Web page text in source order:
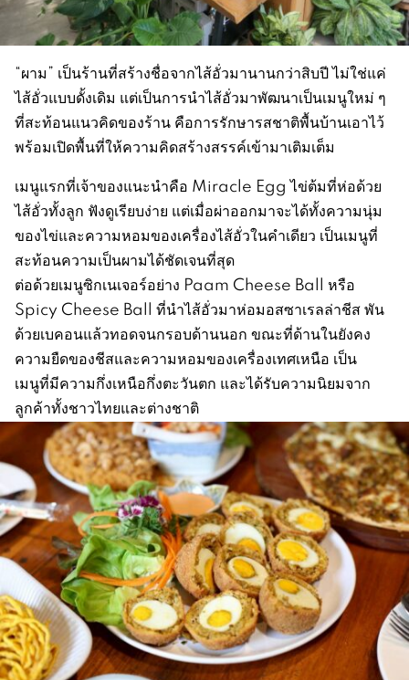
“ผาม” เป็นร้านที่สร้างชื่อจากไส้อั่วมานานกว่าสิบปี ไม่ใช่แค่
ไส้อั่วแบบดั้งเดิม แต่เป็นการนำไส้อั่วมาพัฒนาเป็นเมนูใหม่ ๆ
ที่สะท้อนแนวคิดของร้าน คือการรักษารสชาติพื้นบ้านเอาไว้
พร้อมเปิดพื้นที่ให้ความคิดสร้างสรรค์เข้ามาเติมเต็ม
เมนูแรกที่เจ้าของแนะนำคือ Miracle Egg ไข่ต้มที่ห่อด้วย
ไส้อั่วทั้งลูก ฟังดูเรียบง่าย แต่เมื่อผ่าออกมาจะได้ทั้งความนุ่ม
ของไข่และความหอมของเครื่องไส้อั่วในคำเดียว เป็นเมนูที่
สะท้อนความเป็นผามได้ชัดเจนที่สุด
ต่อด้วยเมนูซิกเนเจอร์อย่าง Paam Cheese Ball หรือ
Spicy Cheese Ball ที่นำไส้อั่วมาห่อมอสซาเรลล่าชีส พัน
ด้วยเบคอนแล้วทอดจนกรอบด้านนอก ขณะที่ด้านในยังคง
ความยืดของชีสและความหอมของเครื่องเทศเหนือ เป็น
เมนูที่มีความกึ่งเหนือกึ่งตะวันตก และได้รับความนิยมจาก
ลูกค้าทั้งชาวไทยและต่างชาติ